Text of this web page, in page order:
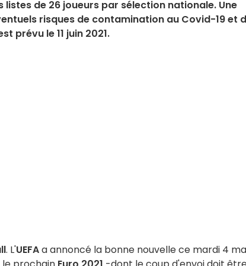
listes de 26 joueurs par sélection nationale. Une
risques de contamination au Covid-19 et
prévu le 11 juin 2021.
. L'UEFAa annoncé la bonne nouvelle ce mardi 4